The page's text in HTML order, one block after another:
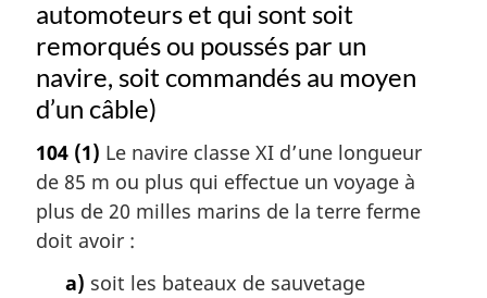
automoteurs et qui sont soit
remorqués ou poussés par un
navire, soit commandés au moyen
d’un câble)
104 (1) Le navire classe XI d’une longueur
de 85 m ou plus qui effectue un voyage à
plus de 20 milles marins de la terre ferme
doit avoir :
a) soit les bateaux de sauvetage